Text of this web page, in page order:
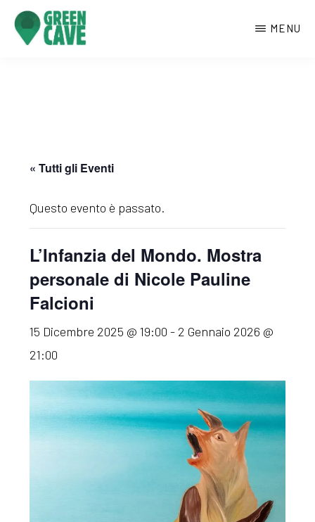
Passa
MENU
« Tutti gli Eventi
Questo evento è passato.
L’Infanzia del Mondo. Mostra
personale di Nicole Pauline
Falcioni
15 Dicembre 2025 @ 19:00 - 2 Gennaio 2026 @
21:00